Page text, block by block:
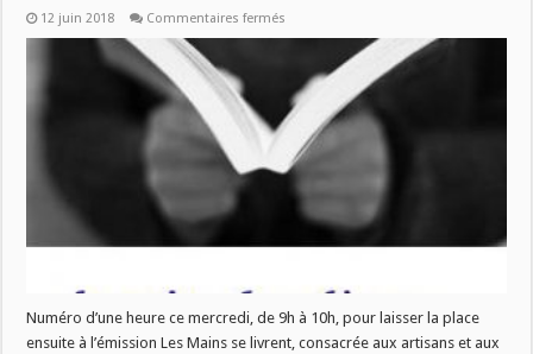
12 juin 2018 Commentaires fermés
Vie
des
Livres
mercredi
13
Numéro d’une heure ce mercredi, de 9h à 10h, pour laisser la place
ensuite à l’émission Les Mains se livrent, consacrée aux artisans et aux